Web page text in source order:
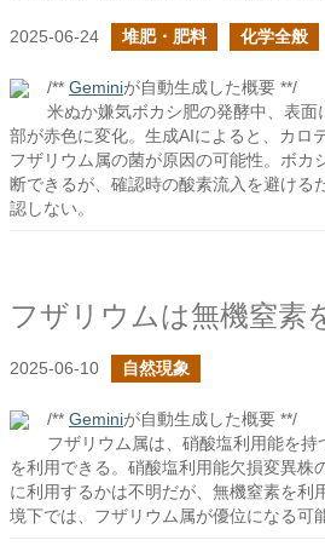
2025-06-24 堆肥・肥料 化学全般
/** Geminiが自動生成した概要 **/
米ぬか嫌気ボカシ肥の発酵中、表
部が赤色に変化。生成AIによると、カロ
フザリウム属の菌が原因の可能性。ボカ
断できるが、確認時の酸素流入を避ける
認しない。
フザリウムは無機窒素
2025-06-10 自然現象
/** Geminiが自動生成した概要 **/
フザリウム属は、硝酸塩利用能を持
を利用できる。硝酸塩利用能欠損変異株
に利用するかは不明だが、無機窒素を利
境下では、フザリウム属が優位になる可